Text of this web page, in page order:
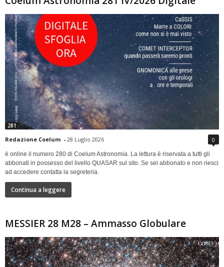
281
Redazione Coelum - 28 Luglio 2026 0
è online il numero 280 di Coelum Astronomia. La lettura è riservata a tutti gli
abbonati in possesso del livello QUASAR sul sito. Se sei abbonato e non riesci
ad accedere contatta la segreteria.
Continua a leggere
MESSIER 28 M28 – Ammasso Globulare